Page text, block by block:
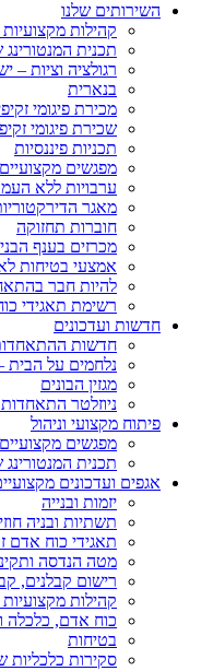
השירותים שלנו
קהילות
תכנית
רגולציה וציות
בנארית
מכירת פיגומי
שכירת פיגומי
תכניות פיננסיות
מפגשים מקצועיים
ערבויות ללא
מאגר
חוברות תחזוקה
מכרזים בענף
אמצעי בטיחות
להיות חבר
רשימת תאגידי
חדשות ועדכונים
חדשות
נלחמים על הבית
מגזין הבונים
ניוזלטר
פיתוח מקצועי וניהול
מפגשים מקצועיים
תכנית
אגפים ועדכונים
יזמות ובנייה
תשתיות ובניה
תאגידי כוח אדם
מטה הנדסה
רישום קבלנים,
קהילות
כוח אדם, כלכלה
בטיחות
סקירות כלכליות